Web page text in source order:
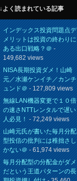
↓よく読まれている記事
インデックス投資問題点デ
メリットは投資の終わりに
ある出口戦略？＠-
149,682 views
NISA長期投資ダメ！山崎
元／水瀬ケンイチ／カンチ
ュンド＠- 127,809 views
無線LAN機器変更で１０倍
の速さNTTレンタルで遅い
人必見！- 72,249 views
山崎元氏が書いた毎月分配
型投信の批判には稚拙さし
かない＠- 61,974 views
毎月分配型の分配金がダメ
だという王道パターンの長